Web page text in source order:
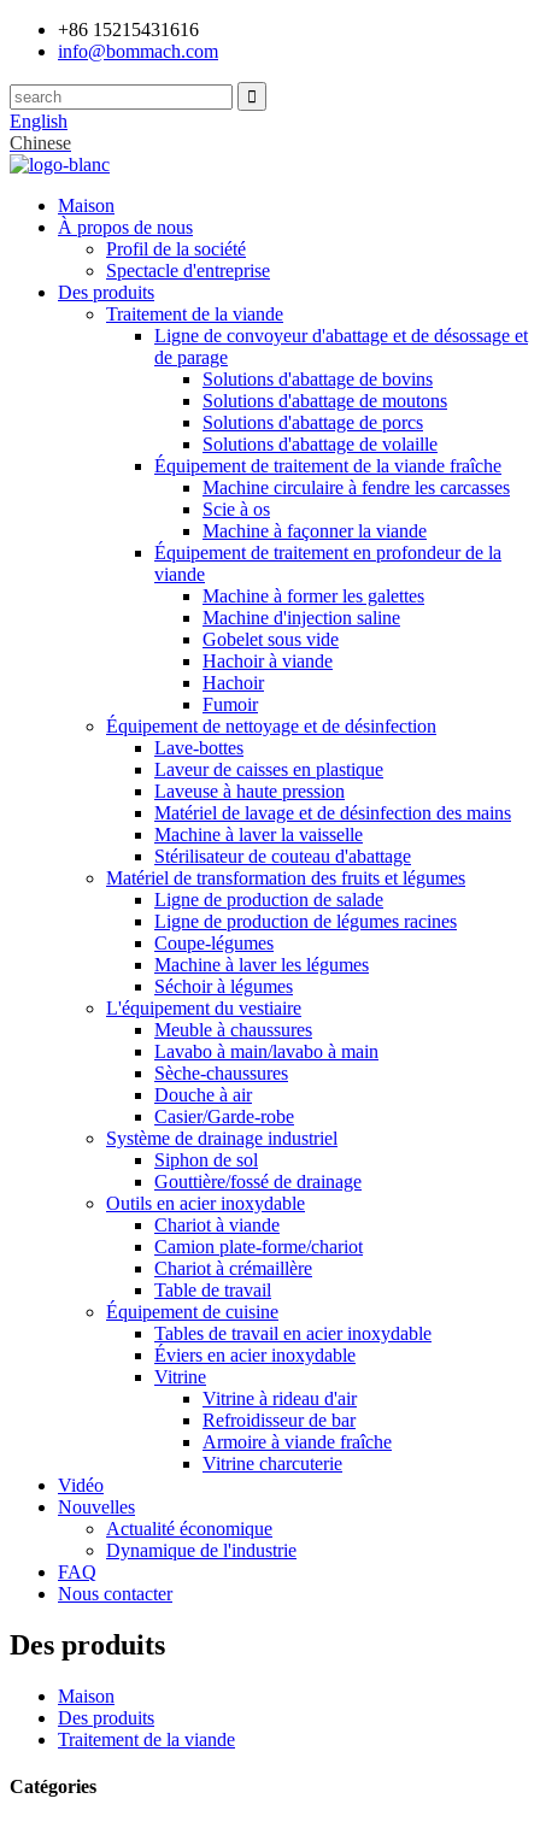
+86 15215431616
info@bommach.com
English
Chinese
Maison
À propos de nous
Profil de la société
Spectacle d'entreprise
Des produits
Traitement de la viande
Ligne de convoyeur d'abattage et de désossage et
de parage
Solutions d'abattage de bovins
Solutions d'abattage de moutons
Solutions d'abattage de porcs
Solutions d'abattage de volaille
Équipement de traitement de la viande fraîche
Machine circulaire à fendre les carcasses
Scie à os
Machine à façonner la viande
Équipement de traitement en profondeur de la
viande
Machine à former les galettes
Machine d'injection saline
Gobelet sous vide
Hachoir à viande
Hachoir
Fumoir
Équipement de nettoyage et de désinfection
Lave-bottes
Laveur de caisses en plastique
Laveuse à haute pression
Matériel de lavage et de désinfection des mains
Machine à laver la vaisselle
Stérilisateur de couteau d'abattage
Matériel de transformation des fruits et légumes
Ligne de production de salade
Ligne de production de légumes racines
Coupe-légumes
Machine à laver les légumes
Séchoir à légumes
L'équipement du vestiaire
Meuble à chaussures
Lavabo à main/lavabo à main
Sèche-chaussures
Douche à air
Casier/Garde-robe
Système de drainage industriel
Siphon de sol
Gouttière/fossé de drainage
Outils en acier inoxydable
Chariot à viande
Camion plate-forme/chariot
Chariot à crémaillère
Table de travail
Équipement de cuisine
Tables de travail en acier inoxydable
Éviers en acier inoxydable
Vitrine
Vitrine à rideau d'air
Refroidisseur de bar
Armoire à viande fraîche
Vitrine charcuterie
Vidéo
Nouvelles
Actualité économique
Dynamique de l'industrie
FAQ
Nous contacter
Des produits
Maison
Des produits
Traitement de la viande
Catégories